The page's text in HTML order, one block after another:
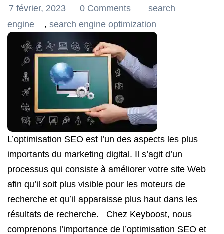
7 février, 2023 0 Comments
search
engine
, search engine optimization
L’optimisation SEO est l’un des aspects les plus
importants du marketing digital. Il s’agit d’un
processus qui consiste à améliorer votre site Web
afin qu’il soit plus visible pour les moteurs de
recherche et qu’il apparaisse plus haut dans les
résultats de recherche. Chez Keyboost, nous
comprenons l’importance de l’optimisation SEO et